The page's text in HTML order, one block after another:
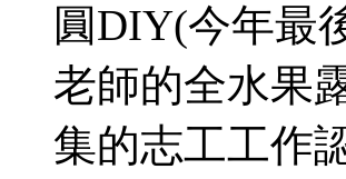
圓DIY(今年最
老師的全水果
集的志工工作